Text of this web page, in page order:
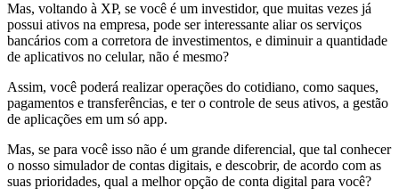
Mas, voltando à XP, se você é um investidor, que muitas vezes já
possui ativos na empresa, pode ser interessante aliar os serviços
bancários com a corretora de investimentos, e diminuir a quantidade
de aplicativos no celular, não é mesmo?
Assim, você poderá realizaroperações do cotidiano, como saques,
pagamentos e transferências, e ter o controle de seus ativos, a gestão
de aplicações em um só app.
Mas, se para você isso não é um grande diferencial, que tal conhecer
o nosso simulador de contas digitais, e descobrir, de acordo com as
suas prioridades, qual a melhor opção de conta digital para você?